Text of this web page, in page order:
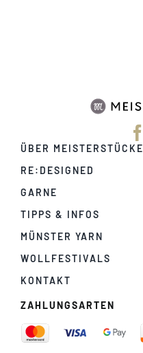
ÜBER MEISTERSTÜCKE
RE:DESIGNED
GARNE
TIPPS & INFOS
MÜNSTER YARN
WOLLFESTIVALS
KONTAKT
ZAHLUNGSARTEN